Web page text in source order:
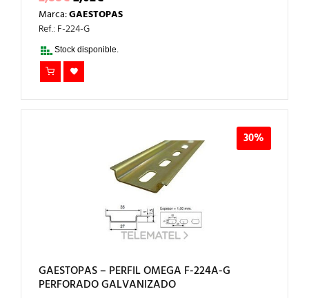
PRECIO
ORIGINAL
ERA:
2,88€.
PRECIO
ACTUAL
2,02€.
Marca:GAESTOPAS
Ref.: F-224-G
Stock disponible.
30%
GAESTOPAS – PERFIL OMEGA F-224A-G
PERFORADO GALVANIZADO